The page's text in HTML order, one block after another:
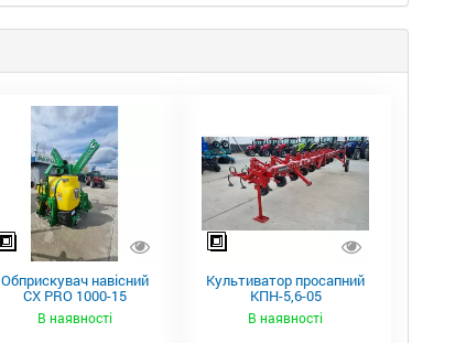
Обприскувач навісний
CX PRO 1000-15
В наявності
Культиватор просапний
КПН-5,6-05
В наявності